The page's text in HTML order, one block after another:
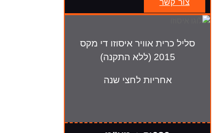
צור קשר
סליל כרית אוויר איסוזו די מקס
2015 (ללא התקנה)
אחריות לחצי שנה